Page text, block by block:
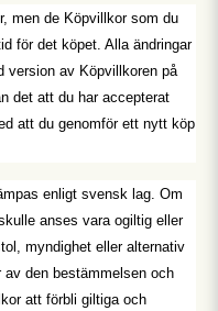
men de Köpvillkor som du
för det köpet. Alla ändringar
version av Köpvillkoren på
det att du har accepterat
att du genomför ett nytt köp
enligt svensk lag. Om
anses vara ogiltig eller
myndighet eller alternativ
den bestämmelsen och
att förbli giltiga och